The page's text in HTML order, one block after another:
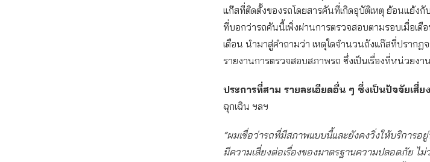
แก๊สที่ติดตั้งของรถโดยสารคันที่เกิดอุบัติเหตุ ย้อนแย้ง
ที่บอกว่ารถคันนี้เพิ่งผ่านการตรวจสอบตามรอบเมื่อเดื
เดือน นำมาสู่คำถามว่า เหตุใดจำนวนถังแก๊สที่ปรากฏ
รายงานการตรวจสอบสภาพรถ ซึ่งเป็นเรื่องที่หน่วยงา
ประการที่สาม รายละเอียดอื่น ๆ ซึ่งเป็นปัจจัยเสี่ยง
ฉุกเฉิน ฯลฯ
“ผมเชื่อว่ารถที่มีสภาพแบบนี้และยังคงวิ่งให้บริการ
มีความเสี่ยงต่อเรื่องของมาตรฐานความปลอดภัย ไม่